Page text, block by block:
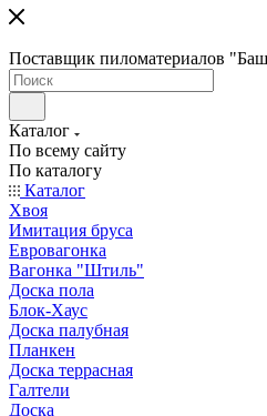
Поставщик пиломатериалов
Каталог
По всему сайту
По каталогу
Каталог
Хвоя
Имитация бруса
Евровагонка
Вагонка "Штиль"
Доска пола
Блок-Хаус
Доска палубная
Планкен
Доска террасная
Галтели
Доска